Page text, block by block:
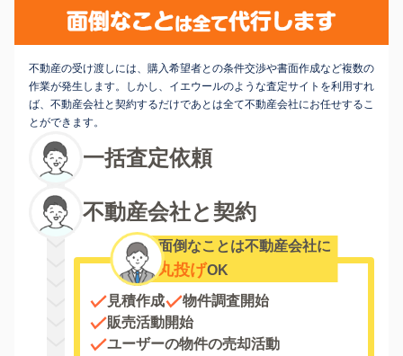
不動産の受け渡しには、購入希望者との条件交渉や書面作成など複数の
作業が発生します。しかし、イエウールのような査定サイトを利用すれ
ば、不動産会社と契約するだけであとは全て不動産会社にお任せするこ
とができます。
一括査定依頼
不動産会社と契約
面倒なことは不動産会社に
丸投げOK
見積作成
物件調査開始
販売活動開始
ユーザーの物件の売却活動